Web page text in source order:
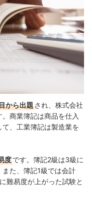
から出題され、株式会社
商業簿記は商品を仕入
、工業簿記は製造業を
度です。 簿記2級は3級に
た、簿記1級では会計
難易度が上がった試験と